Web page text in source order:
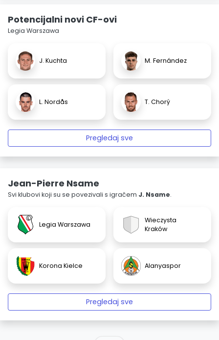
Potencijalni novi CF-ovi
Legia Warszawa
J. Kuchta M. Fernández
L. Nordås T. Chorý
Pregledaj sve
Jean-Pierre Nsame
Svi klubovi koji su se povezivali s igračem J. Nsame.
Legia Warszawa
Wieczysta
Kraków
Korona Kielce Alanyaspor
Pregledaj sve